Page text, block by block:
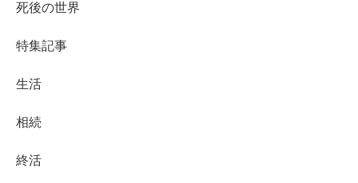
死後の世界
特集記事
生活
相続
終活